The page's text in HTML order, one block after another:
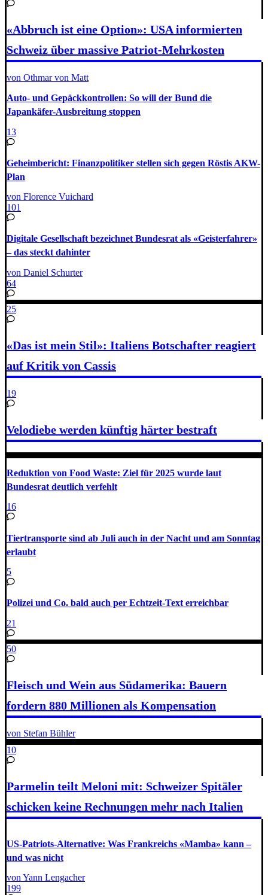
«Abbruch ist eine Option»: USA informierten
Schweiz über massive Patriot-Mehrkosten
von Othmar von Matt
Auto- und Gepäckkontrollen: So will der Bund die
Japankäfer-Ausbreitung stoppen
13
Geheimbericht: Finanzpolitiker stellen sich gegen Röstis AKW-
Plan
von Florence Vuichard
101
Digitale Gesellschaft bezeichnet Bundesrat als «Geisterfahrer»
– das steckt dahinter
von Daniel Schurter
64
25
«Das ist mein Stil»: Italiens Botschafter reagiert
auf Kritik von Cassis
19
Velodiebe werden künftig härter bestraft
Reduktion von Food Waste: Ziel für 2025 wurde laut
Bundesrat deutlich verfehlt
16
Tiertransporte sind ab Juli auch in der Nacht und am Sonntag
erlaubt
5
Polizei und Co. bald auch per Echtzeit-Text erreichbar
21
50
Fleisch und Wein aus Südamerika: Bauern
fordern 880 Millionen als Kompensation
von Stefan Bühler
10
Parmelin teilt Meloni mit: Schweizer Spitäler
schicken keine Rechnungen mehr nach Italien
US-Patriots-Alternative: Was Frankreichs «Mamba» kann –
und was nicht
von Yann Lengacher
199